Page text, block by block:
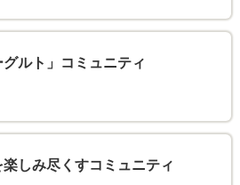
グルト」コミュニティ
しみ尽くすコミュニティ